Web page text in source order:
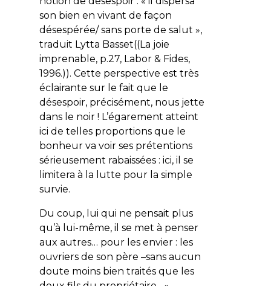
son bien en vivant de façon
désespérée/ sans porte de salut »,
traduit Lytta Basset((La joie
imprenable, p.27, Labor & Fides,
1996.)). Cette perspective est très
éclairante sur le fait que le
désespoir, précisément, nous jette
dans le noir ! L’égarement atteint
ici de telles proportions que le
bonheur va voir ses prétentions
sérieusement rabaissées : ici, il se
limitera à la lutte pour la simple
survie.
Du coup, lui qui ne pensait plus
qu’à lui-même, il se met à penser
aux autres… pour les envier : les
ouvriers de son père –sans aucun
doute moins bien traités que les